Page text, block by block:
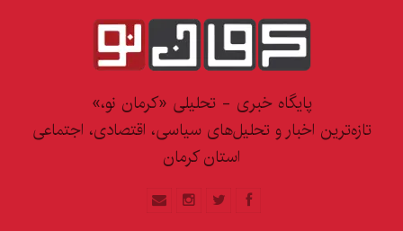
پایگاه خبری - تحلیلی «کرمان نو،»
تازه‌ترین اخبار و تحلیل‌های سیاسی، اقتصادی، اجتماعی
استان کرمان